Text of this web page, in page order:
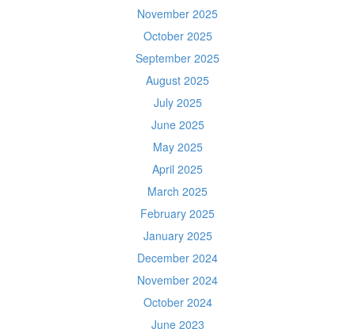
November 2025
October 2025
September 2025
August 2025
July 2025
June 2025
May 2025
April 2025
March 2025
February 2025
January 2025
December 2024
November 2024
October 2024
June 2023